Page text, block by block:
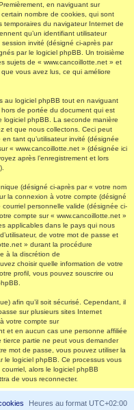
en naviguant sur
nombre de cookies, qui sont
temporaires du navigateur Internet de
qu’un identifiant utilisateur
invité (désigné ci-après par
par le logiciel phpBB. Un troisième
sujets de « www.cancoillotte.net » et
vous avez lus, ce qui améliore
au logiciel phpBB tout en naviguant
de portée du document qui est
logiciel phpBB. La seconde manière
et que nous collectons. Ceci peut
tant qu’utilisateur invité (désignée
« www.cancoillotte.net » (désignée ici
après l’enregistrement et lors
(désigné ci-après par « votre nom
la connexion à votre compte (désigné
personnelle valide (désignée ci-
compte sur « www.cancoillotte.net »
applicables dans le pays qui nous
de votre mot de passe et
» durant la procédure
à la discrétion de
choisir quelle information de votre
profil, vous pouvez souscrire ou
afin qu’il soit sécurisé. Cependant, il
sur plusieurs sites Internet
votre compte sur
et en aucun cas une personne affiliée
tierce partie ne peut vous demander
mot de passe, vous pouvez utiliser la
le logiciel phpBB. Ce processus vous
alors le logiciel phpBB
de vous reconnecter.
Heures au format UTC+02:00